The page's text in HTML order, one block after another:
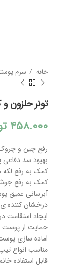
خانه سرم
تونر حلزون
۴۵۸.۰۰۰
‌رفع چین و
بهبود سد
کمک به رفع
کمک به رفع
آبرسانی عمیق
درخشان کننده
ایجاد استقامت
حمایت از پوست
اماده سازی
مناسب انواع
قابل استفاده